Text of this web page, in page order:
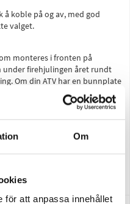
Om
för att anpassa innehållet
å koble på og av, med god
valget.
monteres i fronten på
under firehjulingen året rundt
Om din ATV har en bunnplate
for å feste plogfestet.